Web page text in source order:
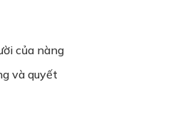
của nàng
và quyết